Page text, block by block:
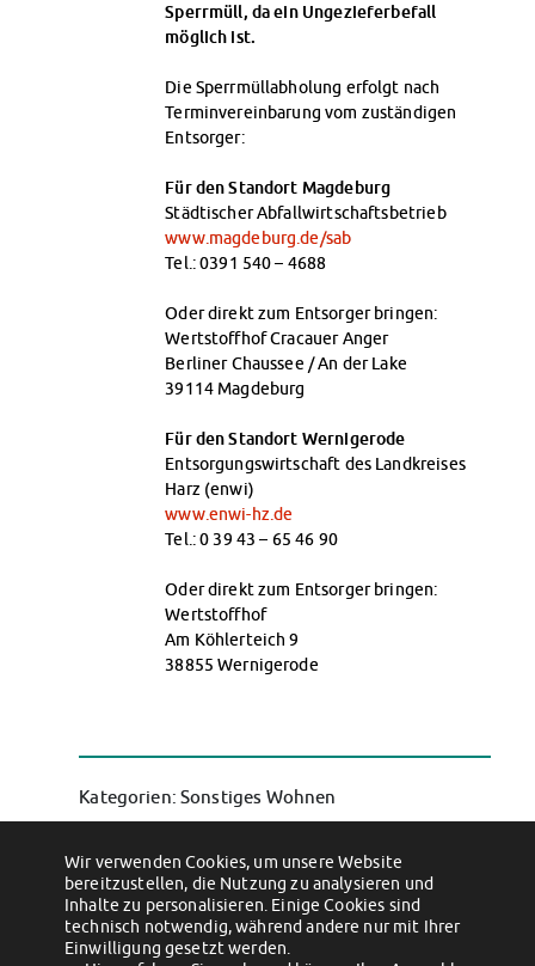
Sperrmüll, da ein Ungezieferbefall
möglich ist.
Die Sperrmüllabholung erfolgt nach
Terminvereinbarung vom zuständigen
Entsorger:
Für den Standort Magdeburg
Städtischer Abfallwirtschaftsbetrieb
www.magdeburg.de/sab
Tel.: 0391 540 – 4688
Oder direkt zum Entsorger bringen:
Wertstoffhof Cracauer Anger
Berliner Chaussee / An der Lake
39114 Magdeburg
Für den Standort Wernigerode
Entsorgungswirtschaft des Landkreises
Harz (enwi)
www.enwi-hz.de
Tel.: 0 39 43 – 65 46 90
Oder direkt zum Entsorger bringen:
Wertstoffhof
Am Köhlerteich 9
38855 Wernigerode
Kategorien: Sonstiges Wohnen
Permalink
Contacts Can I keep pets in my apartment?
Wir verwenden Cookies, um unsere Website
bereitzustellen, die Nutzung zu analysieren und
Inhalte zu personalisieren. Einige Cookies sind
technisch notwendig, während andere nur mit Ihrer
Einwilligung gesetzt werden.